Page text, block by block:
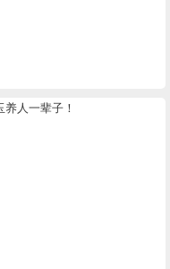
人一辈子！